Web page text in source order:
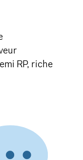
RP, riche